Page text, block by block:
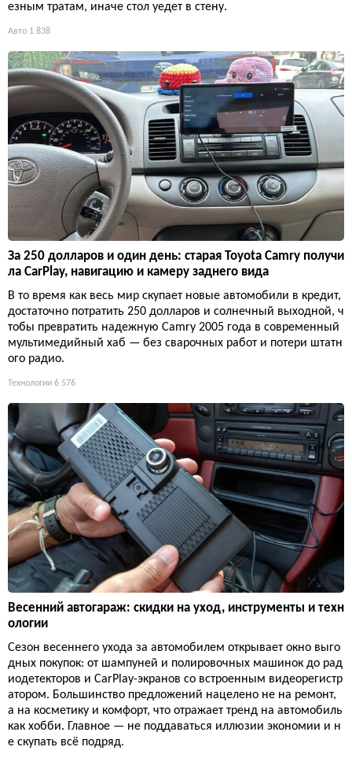
езным тратам, иначе стол уедет в стену.
Авто 1 838
За 250 долларов и один день: старая Toyota Camry получи
ла CarPlay, навигацию и камеру заднего вида
В то время как весь мир скупает новые автомобили в кредит,
достаточно потратить 250 долларов и солнечный выходной, ч
тобы превратить надежную Camry 2005 года в современный
мультимедийный хаб — без сварочных работ и потери штатн
ого радио.
Технологии 6 576
Весенний автогараж: скидки на уход, инструменты и техн
ологии
Сезон весеннего ухода за автомобилем открывает окно выго
дных покупок: от шампуней и полировочных машинок до рад
иодетекторов и CarPlay-экранов со встроенным видеорегистр
атором. Большинство предложений нацелено не на ремонт,
а на косметику и комфорт, что отражает тренд на автомобиль
как хобби. Главное — не поддаваться иллюзии экономии и н
е скупать всё подряд.